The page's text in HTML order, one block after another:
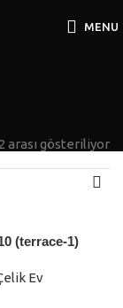
MENU
arası gösteriliyor
(terrace-1)
Ev